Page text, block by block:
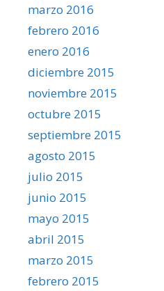
marzo 2016
febrero 2016
enero 2016
diciembre 2015
noviembre 2015
octubre 2015
septiembre 2015
agosto 2015
julio 2015
junio 2015
mayo 2015
abril 2015
marzo 2015
febrero 2015